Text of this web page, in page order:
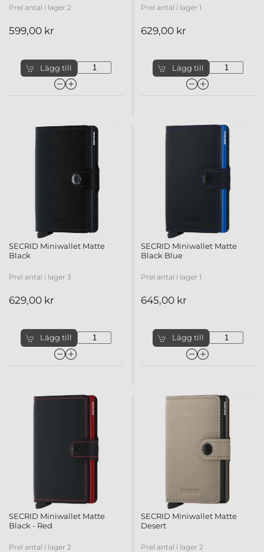
Prel antal i lager 2
599,00 kr
Lägg till
Prel antal i lager 1
629,00 kr
Lägg till
SECRID Miniwallet Matte
Black
Prel antal i lager 3
629,00 kr
Lägg till
SECRID Miniwallet Matte
Black Blue
Prel antal i lager 1
645,00 kr
Lägg till
SECRID Miniwallet Matte
Black - Red
Prel antal i lager 2
SECRID Miniwallet Matte
Desert
Prel antal i lager 2